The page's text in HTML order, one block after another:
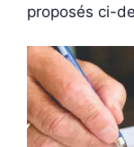
proposés ci-